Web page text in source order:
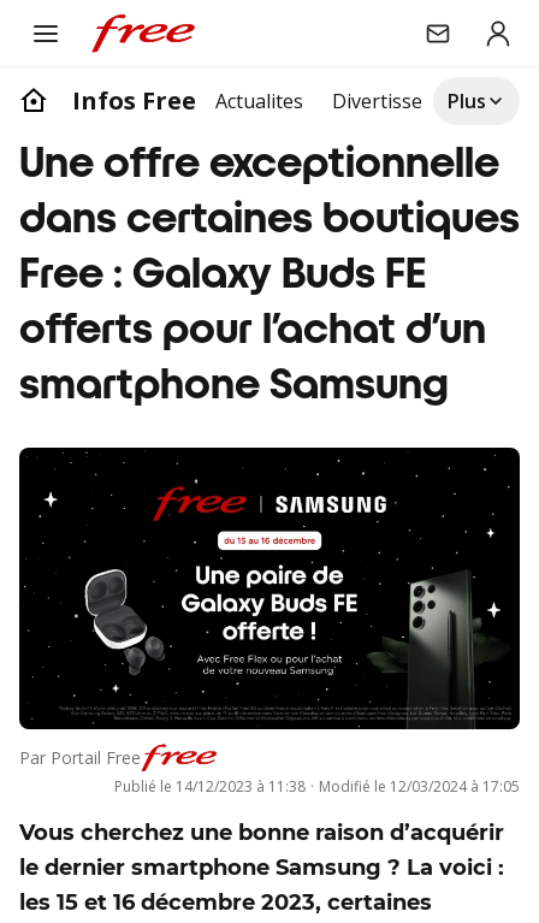
Infos Free Actualites DivertissementPlus
Une offre exceptionnelle
dans certaines boutiques
Free : Galaxy Buds FE
offerts pour l’achat d’un
smartphone Samsung
Par Portail Free
Publié le 14/12/2023 à 11:38 · Modifié le 12/03/2024 à 17:05
Vous cherchez une bonne raison d’acquérir
le dernier smartphone Samsung ? La voici :
les 15 et 16 décembre 2023, certaines